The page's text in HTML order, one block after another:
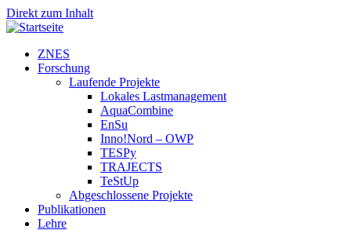
Direkt zum Inhalt
ZNES
Forschung
Laufende Projekte
Lokales Lastmanagement
AquaCombine
EnSu
Inno!Nord – OWP
TESPy
TRAJECTS
TeStUp
Abgeschlossene Projekte
Publikationen
Lehre